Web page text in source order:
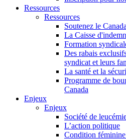
Ressources
Ressources
Soutenez le
La Caisse
Formation
Des rabais
syndicat et leurs
La santé et la
Programme de
Canada
Enjeux
Enjeux
Société de
L’action politique
Condition féminine